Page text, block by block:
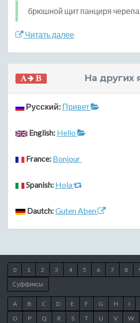
брюшной щит панциря
Читать далее
На других
Русский: Привет
English: Hello
France: Bonjour
Spanish: Hola
Dautch:Guten Aben
0 1 2 3 4 5 6 7 8
Суффиксы
A B C D E F G H I
O
P Q R S T U V W